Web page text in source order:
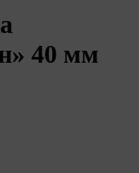
40 мм